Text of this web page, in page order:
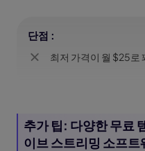
단점 :
최저 가격이 월 $25로
추가 팁: 다양한 무료
이브 스트리밍 소프트